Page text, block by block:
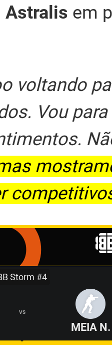
Astralis em
voltando
Vou
Storm #4
VS
MEIA N.